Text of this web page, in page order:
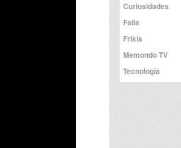
Curiosidades
Fails
Frikis
Memondo TV
Tecnología